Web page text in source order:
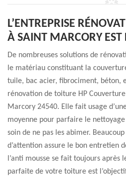
L’ENTREPRISE
À SAINT MARCORY EST
De nombreuses solutions de
le matériau constituant la
tuile, bac acier, fibrociment, béton,
rénovation de toiture HP
Marcory 24540. Elle fait usage
moyenne pour parfaire le
soin de ne pas les abimer.
d’attention assure le bon entretien
l’anti mousse se fait toujours après
parfaite de votre toiture est